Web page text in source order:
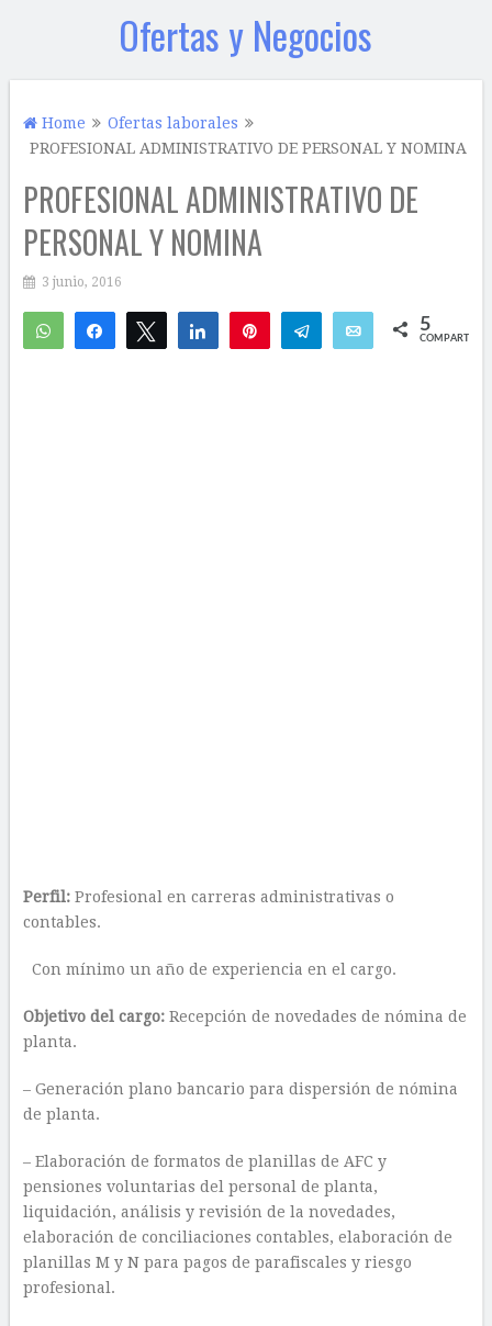
Ofertas y Negocios
Home
Ofertas laborales
PROFESIONAL ADMINISTRATIVO DE PERSONAL Y NOMINA
PROFESIONAL ADMINISTRATIVO DE
PERSONAL Y NOMINA
3 junio, 2016
WhatsAppCompartirTwittear Compartir Telegram Email 5
COMPARTIR
Perfil:Profesional en carreras administrativas o
contables.
Con mínimo un año de experiencia en el cargo.
Objetivo del cargo:Recepción de novedades de nómina de
planta.
– Generación plano bancario para dispersión de nómina
de planta.
– Elaboración de formatos de planillas de AFC y
pensiones voluntarias del personal de planta,
liquidación, análisis y revisión de la novedades,
elaboración de conciliaciones contables, elaboración de
planillas M y N para pagos de parafiscales y riesgo
profesional.